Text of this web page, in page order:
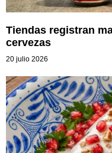
Tiendas registran
cervezas
20 julio 2026